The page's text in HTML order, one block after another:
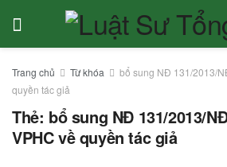
Trang chủ Từ khóa
bổ sung NĐ 131/2013/
quyền tác giả
Thẻ: bổ sung NĐ 131/2013/
VPHC về quyền tác giả